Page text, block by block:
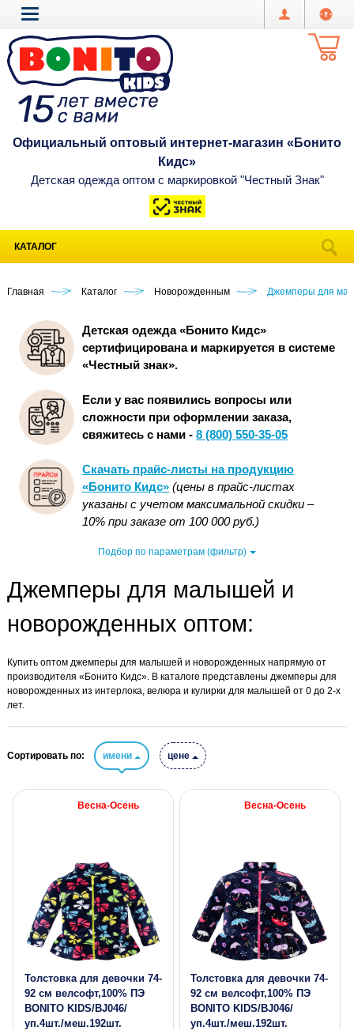
Официальный оптовый интернет-магазин «Бонито
Кидс»
Детская одежда оптом с маркировкой "Честный Знак"
КАТАЛОГ
Главная Каталог Новорожденным Джемперы для
Детская одежда «Бонито Кидс»
сертифицирована и маркируется в системе
«Честный знак».
Если у вас появились вопросы или
сложности при оформлении заказа,
свяжитесь с нами - 8 (800) 550-35-05
Скачать прайс-листы на продукцию
«Бонито Кидс» (цены в прайс-листах
указаны с учетом максимальной скидки –
10% при заказе от 100 000 руб.)
Подбор по параметрам (фильтр)
Джемперы для малышей и
новорожденных оптом:
Купить оптом джемперы для малышей и новорожденных напрямую от
производителя «Бонито Кидс». В каталоге представлены джемперы для
новорожденных из интерлока, велюра и кулирки для малышей от 0 до 2-х
лет.
Сортировать по: имени цене
Весна-Осень
Толстовка для девочки 74-
92 см велсофт,100% ПЭ
BONITO KIDS/BJ046/
уп.4шт./меш.192шт.
Весна-Осень
Толстовка для девочки 74-
92 см велсофт,100% ПЭ
BONITO KIDS/BJ046/
уп.4шт./меш.192шт.